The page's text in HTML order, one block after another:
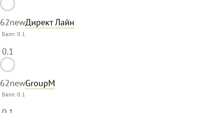
62newДирект Лайн
Балл:0.1
0.1
62newGroupM
Балл:0.1